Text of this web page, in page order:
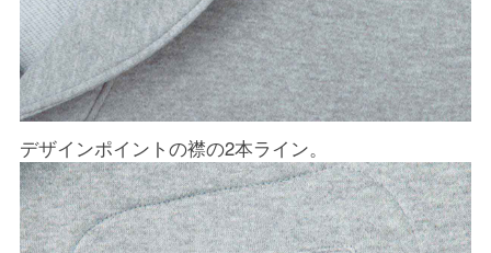
デザインポイントの襟の2本ライン。